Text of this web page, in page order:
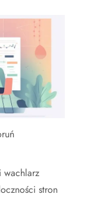
wachlarz
stron